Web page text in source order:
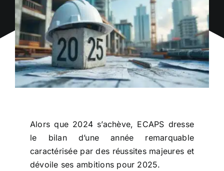
RECRUTEMENT
CONTACT
Alors que 2024 s’achève, ECAPS dresse
le bilan d’une année remarquable
caractérisée par des réussites majeures et
dévoile ses ambitions pour 2025.